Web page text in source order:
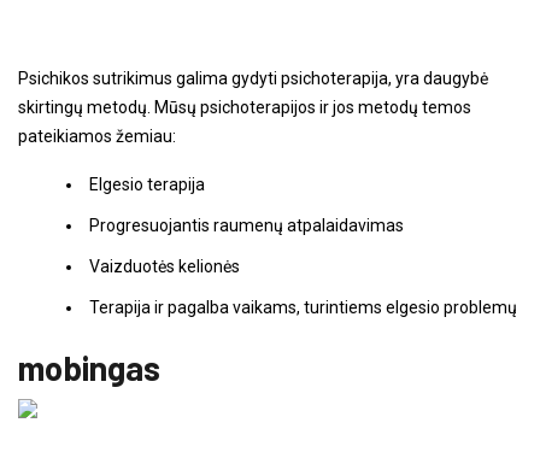
Psichikos sutrikimus galima gydyti psichoterapija, yra daugybė
skirtingų metodų. Mūsų psichoterapijos ir jos metodų temos
pateikiamos žemiau:
Elgesio terapija
Progresuojantis raumenų atpalaidavimas
Vaizduotės kelionės
Terapija ir pagalba vaikams, turintiems elgesio problemų
mobingas